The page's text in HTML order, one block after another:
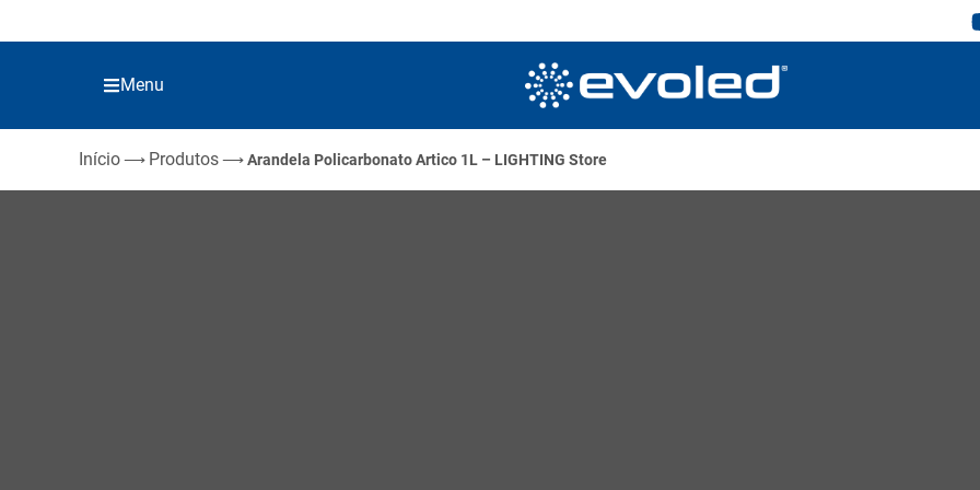
Menu
Início⟶ Produtos⟶Arandela Policarbonato Artico 1L – LIGHTING Store